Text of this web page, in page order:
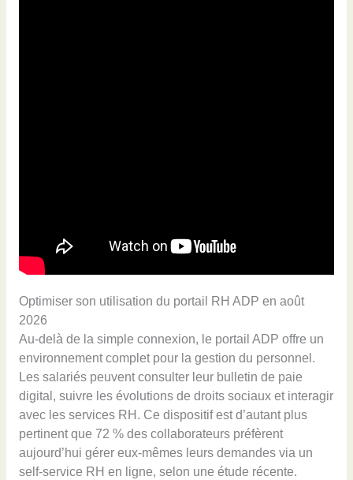
Optimiser son utilisation du portail RH ADP en août
2026
Au-delà de la simple connexion, le portail ADP offre un
environnement complet pour la gestion du personnel.
Les salariés peuvent consulter leur bulletin de paie
digital, suivre les évolutions de droits sociaux et interagir
avec les services RH. Ce dispositif est d’autant plus
pertinent que 72 % des collaborateurs préfèrent
aujourd’hui gérer eux-mêmes leurs demandes via un
self-service RH en ligne, selon une étude récente.